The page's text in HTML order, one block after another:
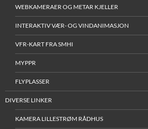
WEBKAMERAER OG METAR KJELLER
INTERAKTIV VÆR- OG VINDANIMASJON
VFR-KART FRA SMHI
MYPPR
FLYPLASSER
DIVERSE LINKER
KAMERA LILLESTRØM RÅDHUS